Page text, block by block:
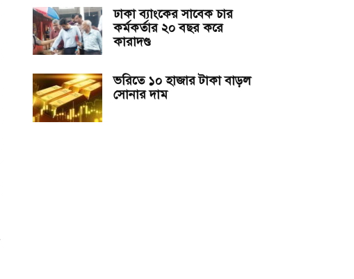
ঢাকা ব্যাংকের সাবেক চার
কর্মকর্তার ২০ বছর করে
কারাদণ্ড
ভরিতে ১০ হাজার টাকা বাড়ল
সোনার দাম